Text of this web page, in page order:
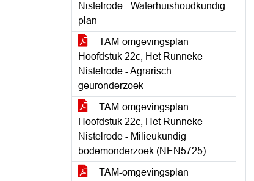
Nistelrode - Waterhuishoudkundig
plan
TAM-omgevingsplan
Hoofdstuk 22c, Het Runneke
Nistelrode - Agrarisch
geuronderzoek
TAM-omgevingsplan
Hoofdstuk 22c, Het Runneke
Nistelrode - Milieukundig
bodemonderzoek (NEN5725)
TAM-omgevingsplan